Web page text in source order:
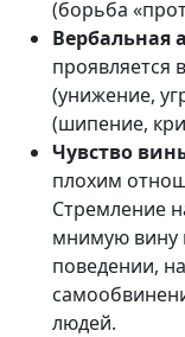
(борьба
Вербальная
проявляется
(унижение,
(шипение,
Чувство
плохим
Стремление
мнимую вину
поведении,
людей.